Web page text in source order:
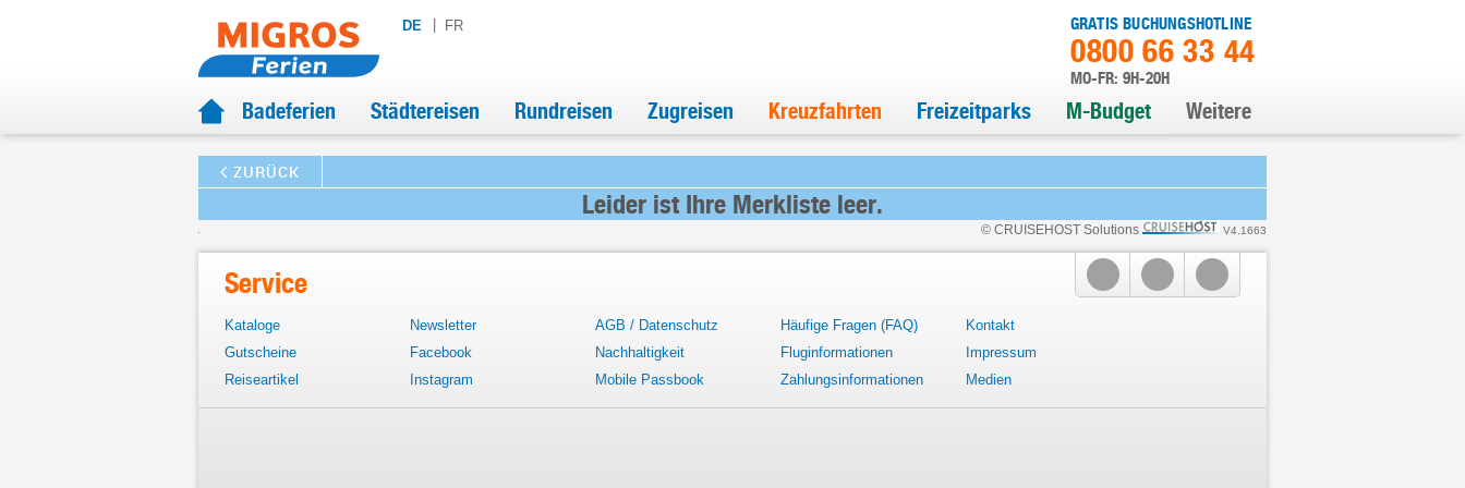
DE FR GRATIS BUCHUNGSHOTLINE
0800 66 33 44
MO-FR: 9H-20H
Badeferien Städtereisen Rundreisen Zugreisen Kreuzfahrten Freizeitparks M-Budget Weitere
ZURÜCK
Leider ist Ihre Merkliste leer.
© CRUISEHOST Solutions V4.1663
Service
Kataloge
Gutscheine
Reiseartikel
Newsletter
Facebook
Instagram
AGB / Datenschutz
Nachhaltigkeit
Mobile Passbook
Häufige Fragen (FAQ)
Fluginformationen
Zahlungsinformationen
Kontakt
Impressum
Medien